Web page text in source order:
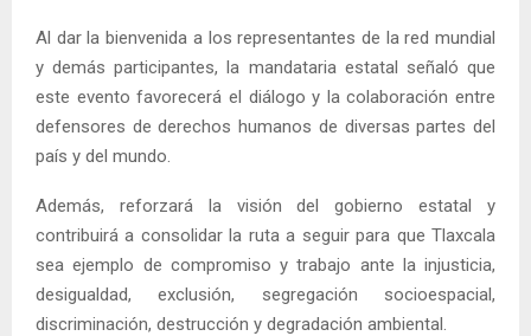
Al dar la bienvenida a los representantes de la red mundial
y demás participantes, la mandataria estatal señaló que
este evento favorecerá el diálogo y la colaboración entre
defensores de derechos humanos de diversas partes del
país y del mundo.
Además, reforzará la visión del gobierno estatal y
contribuirá a consolidar la ruta a seguir para que Tlaxcala
sea ejemplo de compromiso y trabajo ante la injusticia,
desigualdad, exclusión, segregación socioespacial,
discriminación, destrucción y degradación ambiental.